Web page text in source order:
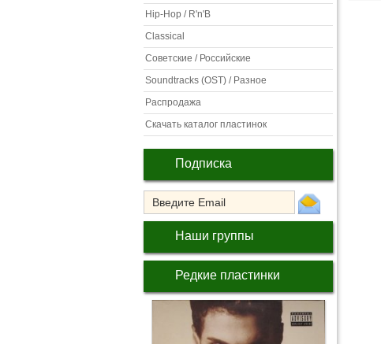
Hip-Hop / R'n'B
Classical
Советские / Российские
Soundtracks (OST) / Разное
Распродажа
Скачать каталог пластинок
Подписка
Наши группы
Редкие пластинки